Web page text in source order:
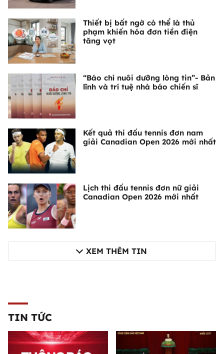
Thiết bị bất ngờ có thể là thủ
phạm khiến hóa đơn tiền điện
tăng vọt
“Báo chí nuôi dưỡng lòng tin”- Bản
lĩnh và trí tuệ nhà báo chiến sĩ
Kết quả thi đấu tennis đơn nam
giải Canadian Open 2026 mới nhất
Lịch thi đấu tennis đơn nữ giải
Canadian Open 2026 mới nhất
XEM THÊM TIN
TIN TỨC